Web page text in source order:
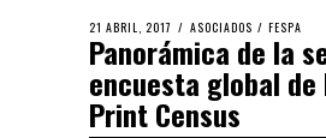
21 ABRIL, 2017 ASOCIADOS / FESPA
Panorámica de la
encuesta global de
Print Census